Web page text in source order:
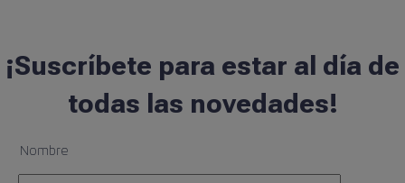
¡Suscríbete para estar al día de
todas las novedades!
Nombre